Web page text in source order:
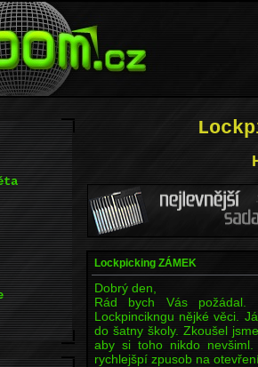
Lockpicking ZÁMEK
Dobrý den,
Rád bych Vás požádal.
Lockpincikngu nějké věci.
do šatny školy. Zkoušel
aby si toho nikdo
rychlejšpí zpusob na